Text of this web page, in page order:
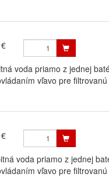
voda priamo z jednej
vľavo pre
voda priamo z jednej
vľavo pre filtrovanú